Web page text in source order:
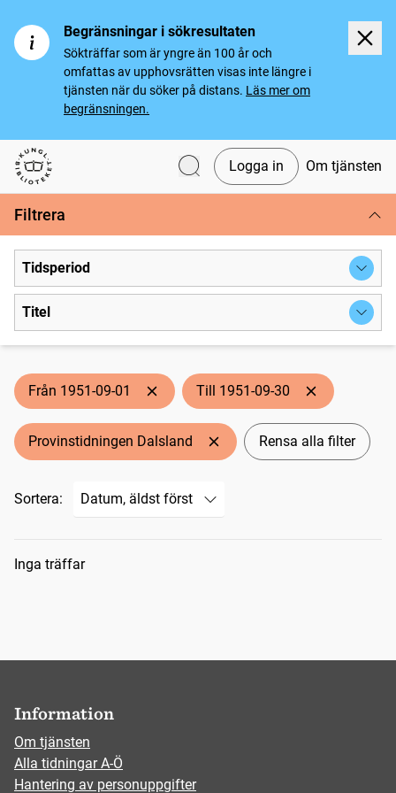
Begränsningar i sökresultaten
Sökträffar som är yngre än 100 år och
omfattas av upphovsrätten visas inte längre i
tjänsten när du söker på distans. Läs mer om
begränsningen.
Svenska tidningar
Logga in Om tjänsten
Filtrera
Tidsperiod
Titel
Från 1951-09-01 Till 1951-09-30
Provinstidningen Dalsland Rensa alla filter
Sortera:
Sökresultat
Inga träffar
Information
Om tjänsten
Alla tidningar A-Ö
Hantering av personuppgifter